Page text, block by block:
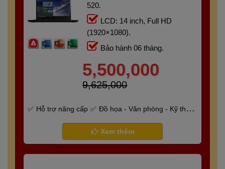
520.
LCD: 14 inch, Full HD
(1920×1080).
Bảo hành 06 tháng.
5,500,000
9,625,000
Hỗ trợ nâng cấp
Đồ họa - Văn phòng - Kỹ thuật
Bảo hành 6 tháng
Xem thêm